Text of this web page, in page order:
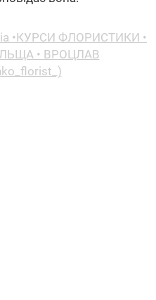
•КУРСИ ФЛОРИСТИКИ •
• ВРОЦЛАВ